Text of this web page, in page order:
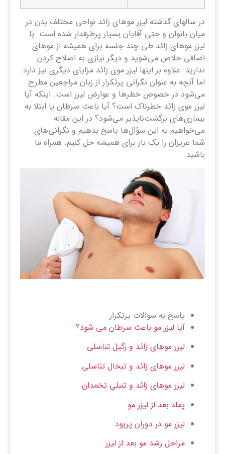
در سالهای گذشته لیزر موهای زائد نواحی مختلف بدن در
میان بانوان و حتی آقایان بسیار پرطرفدار شده است. با
لیزر موهای زائد طی چند جلسه برای همیشه از موهای
اضافی خلاص می‌شوید و دیگر نیازی به اصلاح کردن
ندارید. علاوه بر اینها لیزر موی زائد مزایای دیگری نیز دارد.
اما آنچه به عنوان نگرانی پرتکرار از زبان مراجعین مطرح
می‌شود در خصوص خطرها و عوارض لیزر است. اینکه آیا
لیزر موی زائد خطرناک است؟ آیا باعث سرطان یا ابتلا به
بیماری‌های برگشت‌ناپذیر می‌شود؟ در این مقاله
می‌خواهیم به این سؤال‌ها پاسخ بدهیم و نگرانی‌های
شما عزیزان را یک بار برای همیشه حل کنیم. همراه ما
باشید.
پاسخ به سوالات پرتکرار
آیا لیزر مو باعث سرطان می شود؟
لیزر موهای زائد و زگیل تناسلی
لیزر موهای زائد و تبخال تناسلی
لیزر موهای زائد و تنبلی تخمدان
پماد بعد از لیزر مو
لیزر مو در دوران پریود
مراحل رشد مو بعد از لیزر